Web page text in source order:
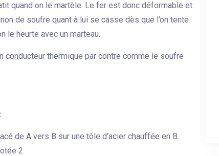
quand on le martèle. Le fer est donc déformable et
de soufre quant à lui se casse dès que l’on tente
le heurte avec un marteau.
conducteur thermique par contre comme le soufre
de A vers B sur une tôle d’acier chauffée en B.
2